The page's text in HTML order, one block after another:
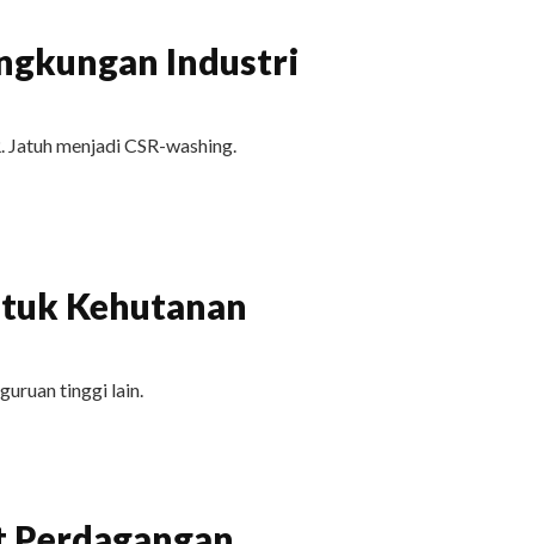
Industri
menjadi CSR-washing.
Kehutanan
tinggi lain.